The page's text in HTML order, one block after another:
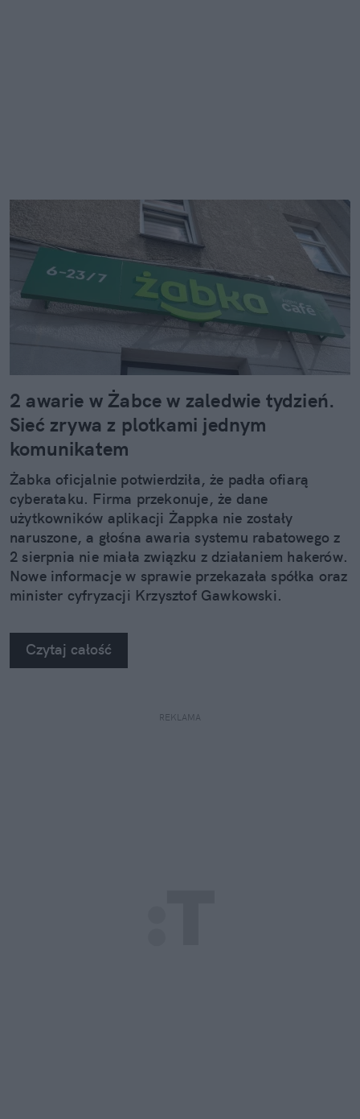
2 awarie w Żabce w zaledwie tydzień.
Sieć zrywa z plotkami jednym
komunikatem
Żabka oficjalnie potwierdziła, że padła ofiarą
cyberataku. Firma przekonuje, że dane
użytkowników aplikacji Żappka nie zostały
naruszone, a głośna awaria systemu rabatowego z
2 sierpnia nie miała związku z działaniem hakerów.
Nowe informacje w sprawie przekazała spółka oraz
minister cyfryzacji Krzysztof Gawkowski.
Czytaj całość
REKLAMA